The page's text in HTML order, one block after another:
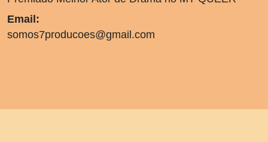
Email:
somos7producoes@gmail.com